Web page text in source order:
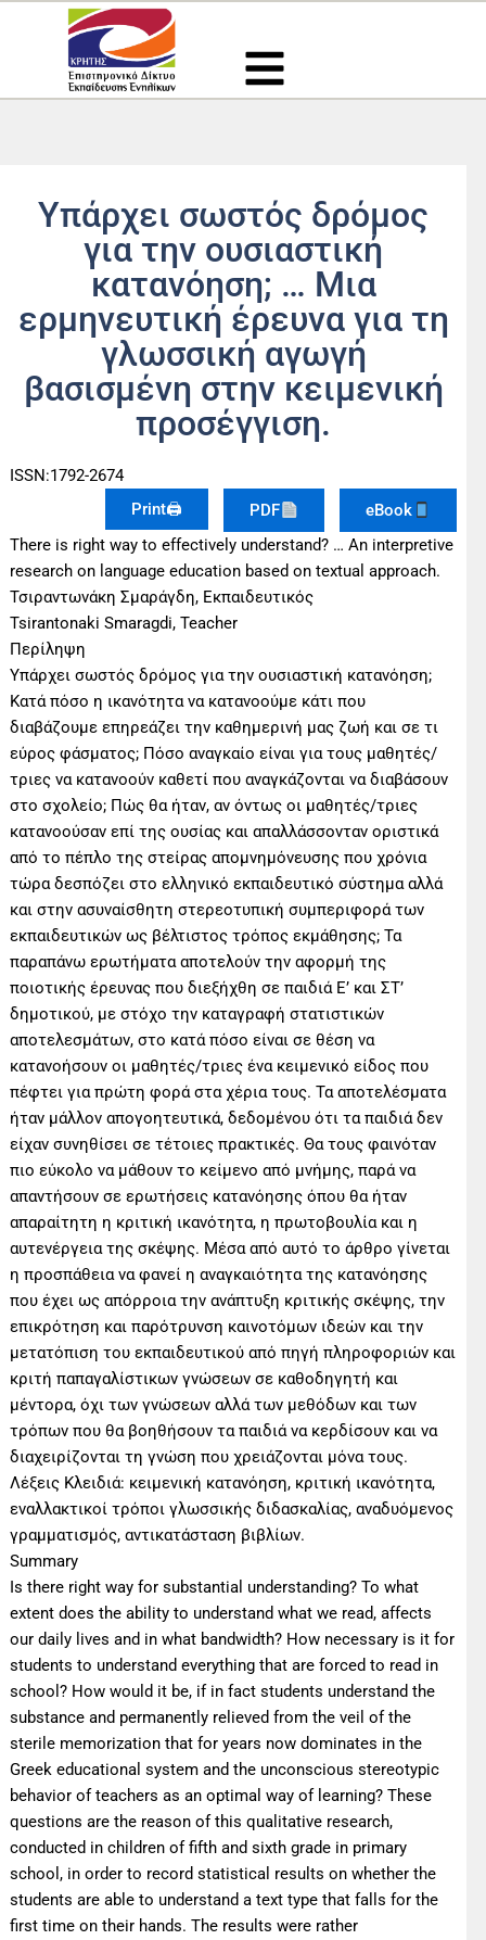
Μετάβαση
περιεχόμενο
Υπάρχει σωστός δρόμος
για την ουσιαστική
κατανόηση; … Μια
ερμηνευτική έρευνα για τη
γλωσσική αγωγή
βασισμένη στην κειμενική
προσέγγιση.
ISSN:1792-2674
Print🖨
PDF
eBook
There is right way to effectively understand? … An interpretive
research on language education based on textual approach.
Τσιραντωνάκη Σμαράγδη, Εκπαιδευτικός
Tsirantonaki Smaragdi, Teacher
Περίληψη
Υπάρχει σωστός δρόμος για την ουσιαστική κατανόηση;
Κατά πόσο η ικανότητα να κατανοούμε κάτι που
διαβάζουμε επηρεάζει την καθημερινή μας ζωή και σε τι
εύρος φάσματος; Πόσο αναγκαίο είναι για τους μαθητές/
τριες να κατανοούν καθετί που αναγκάζονται να διαβάσουν
στο σχολείο; Πώς θα ήταν, αν όντως οι μαθητές/τριες
κατανοούσαν επί της ουσίας και απαλλάσσονταν οριστικά
από το πέπλο της στείρας απομνημόνευσης που χρόνια
τώρα δεσπόζει στο ελληνικό εκπαιδευτικό σύστημα αλλά
και στην ασυναίσθητη στερεοτυπική συμπεριφορά των
εκπαιδευτικών ως βέλτιστος τρόπος εκμάθησης; Τα
παραπάνω ερωτήματα αποτελούν την αφορμή της
ποιοτικής έρευνας που διεξήχθη σε παιδιά Ε’ και ΣΤ’
δημοτικού, με στόχο την καταγραφή στατιστικών
αποτελεσμάτων, στο κατά πόσο είναι σε θέση να
κατανοήσουν οι μαθητές/τριες ένα κειμενικό είδος που
πέφτει για πρώτη φορά στα χέρια τους. Τα αποτελέσματα
ήταν μάλλον απογοητευτικά, δεδομένου ότι τα παιδιά δεν
είχαν συνηθίσει σε τέτοιες πρακτικές. Θα τους φαινόταν
πιο εύκολο να μάθουν το κείμενο από μνήμης, παρά να
απαντήσουν σε ερωτήσεις κατανόησης όπου θα ήταν
απαραίτητη η κριτική ικανότητα, η πρωτοβουλία και η
αυτενέργεια της σκέψης. Μέσα από αυτό το άρθρο γίνεται
η προσπάθεια να φανεί η αναγκαιότητα της κατανόησης
που έχει ως απόρροια την ανάπτυξη κριτικής σκέψης, την
επικρότηση και παρότρυνση καινοτόμων ιδεών και την
μετατόπιση του εκπαιδευτικού από πηγή πληροφοριών και
κριτή παπαγαλίστικων γνώσεων σε καθοδηγητή και
μέντορα, όχι των γνώσεων αλλά των μεθόδων και των
τρόπων που θα βοηθήσουν τα παιδιά να κερδίσουν και να
διαχειρίζονται τη γνώση που χρειάζονται μόνα τους.
Λέξεις Κλειδιά: κειμενική κατανόηση, κριτική ικανότητα,
εναλλακτικοί τρόποι γλωσσικής διδασκαλίας, αναδυόμενος
γραμματισμός, αντικατάσταση βιβλίων.
Summary
Is there right way for substantial understanding? To what
extent does the ability to understand what we read, affects
our daily lives and in what bandwidth? How necessary is it for
students to understand everything that are forced to read in
school? How would it be, if in fact students understand the
substance and permanently relieved from the veil of the
sterile memorization that for years now dominates in the
Greek educational system and the unconscious stereotypic
behavior of teachers as an optimal way of learning? These
questions are the reason of this qualitative research,
conducted in children of fifth and sixth grade in primary
school, in order to record statistical results on whether the
students are able to understand a text type that falls for the
first time on their hands. The results were rather